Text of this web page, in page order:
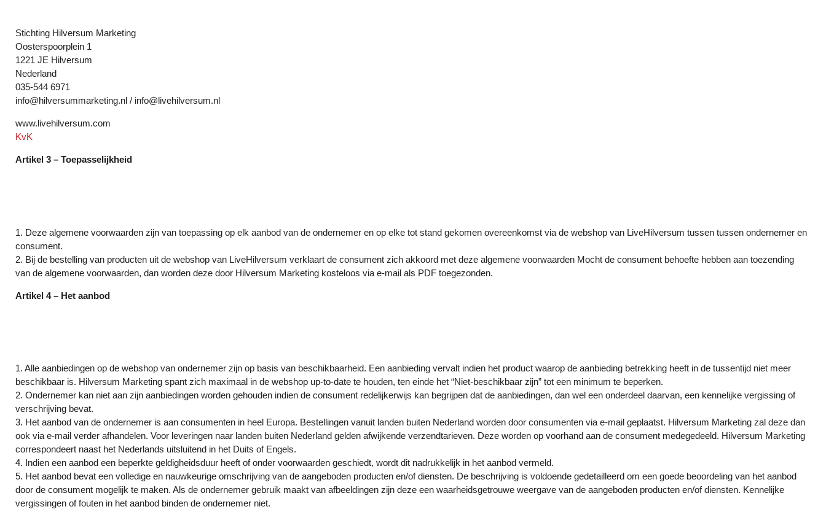
Stichting Hilversum Marketing
Oosterspoorplein 1
1221 JE Hilversum
Nederland
035-544 6971
info@hilversummarketing.nl / info@livehilversum.nl
www.livehilversum.com
KvK
Artikel 3 – Toepasselijkheid
1. Deze algemene voorwaarden zijn van toepassing op elk aanbod van de ondernemer en op elke tot stand gekomen overeenkomst via de webshop van LiveHilversum tussen tussen ondernemer en
consument.
2. Bij de bestelling van producten uit de webshop van LiveHilversum verklaart de consument zich akkoord met deze algemene voorwaarden Mocht de consument behoefte hebben aan toezending
van de algemene voorwaarden, dan worden deze door Hilversum Marketing kosteloos via e-mail als PDF toegezonden.
Artikel 4 – Het aanbod
1. Alle aanbiedingen op de webshop van ondernemer zijn op basis van beschikbaarheid. Een aanbieding vervalt indien het product waarop de aanbieding betrekking heeft in de tussentijd niet meer
beschikbaar is. Hilversum Marketing spant zich maximaal in de webshop up-to-date te houden, ten einde het “Niet-beschikbaar zijn” tot een minimum te beperken.
2. Ondernemer kan niet aan zijn aanbiedingen worden gehouden indien de consument redelijkerwijs kan begrijpen dat de aanbiedingen, dan wel een onderdeel daarvan, een kennelijke vergissing of
verschrijving bevat.
3. Het aanbod van de ondernemer is aan consumenten in heel Europa. Bestellingen vanuit landen buiten Nederland worden door consumenten via e-mail geplaatst. Hilversum Marketing zal deze dan
ook via e-mail verder afhandelen. Voor leveringen naar landen buiten Nederland gelden afwijkende verzendtarieven. Deze worden op voorhand aan de consument medegedeeld. Hilversum Marketing
correspondeert naast het Nederlands uitsluitend in het Duits of Engels.
4. Indien een aanbod een beperkte geldigheidsduur heeft of onder voorwaarden geschiedt, wordt dit nadrukkelijk in het aanbod vermeld.
5. Het aanbod bevat een volledige en nauwkeurige omschrijving van de aangeboden producten en/of diensten. De beschrijving is voldoende gedetailleerd om een goede beoordeling van het aanbod
door de consument mogelijk te maken. Als de ondernemer gebruik maakt van afbeeldingen zijn deze een waarheidsgetrouwe weergave van de aangeboden producten en/of diensten. Kennelijke
vergissingen of fouten in het aanbod binden de ondernemer niet.